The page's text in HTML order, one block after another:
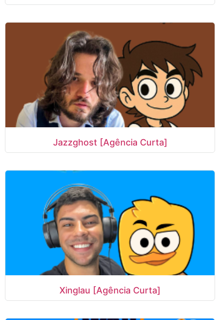
Jazzghost [Agência Curta]
Xinglau [Agência Curta]